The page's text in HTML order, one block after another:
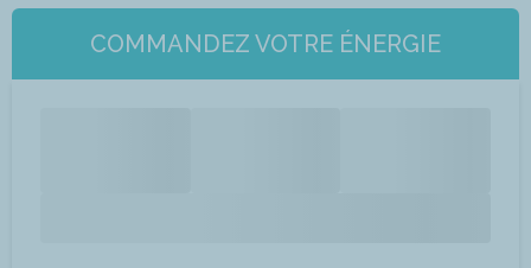
COMMANDEZ VOTRE ÉNERGIE